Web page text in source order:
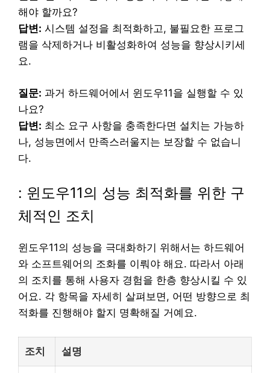
해야 할까요?
답변: 시스템 설정을 최적화하고, 불필요한 프로그
램을 삭제하거나 비활성화하여 성능을 향상시키세
요.
질문: 과거 하드웨어에서 윈도우11을 실행할 수 있
나요?
답변: 최소 요구 사항을 충족한다면 설치는 가능하
나, 성능면에서 만족스러울지는 보장할 수 없습니
다.
: 윈도우11의 성능 최적화를 위한 구
체적인 조치
윈도우11의 성능을 극대화하기 위해서는 하드웨어
와 소프트웨어의 조화를 이뤄야 해요. 따라서 아래
의 조치를 통해 사용자 경험을 한층 향상시킬 수 있
어요. 각 항목을 자세히 살펴보면, 어떤 방향으로 최
적화를 진행해야 할지 명확해질 거예요.
조치 설명